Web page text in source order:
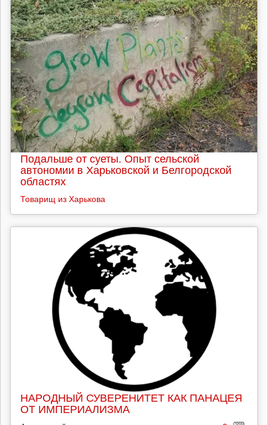
Подальше от суеты. Опыт сельской
автономии в Харьковской и Белгородской
областях
Товарищ из Харькова
НАРОДНЫЙ СУВЕРЕНИТЕТ КАК ПАНАЦЕЯ
ОТ ИМПЕРИАЛИЗМА